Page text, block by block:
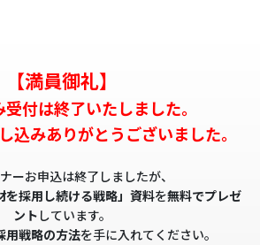
【満員御礼】
付は終了いたしました。
込みありがとうございました。
ーお申込は終了しましたが、
を採用し続ける戦略」資料を無料でプレゼ
ント しています。
用戦略の方法を手に入れてください。